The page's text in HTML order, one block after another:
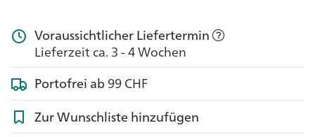
Voraussichtlicher Liefertermin
Lieferzeit ca. 3 - 4 Wochen
Portofrei ab99 CHF
Zur Wunschliste hinzufügen